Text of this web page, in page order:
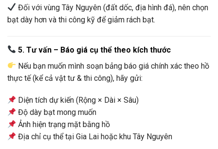
Đối với vùng Tây Nguyên (đất dốc, địa hình đá), nên chọn
bạt dày hơn và thi công kỹ để giảm rách bạt.
5. Tư vấn – Báo giá cụ thể theo kích thước
Nếu bạn muốn mình soạn bảng báo giá chính xác theo hồ
thực tế (kể cả vật tư & thi công), hãy gửi:
Diện tích dự kiến (Rộng × Dài × Sâu)
Độ dày bạt mong muốn
Ảnh hiện trạng mặt bằng hồ
Địa chỉ cụ thể tại Gia Lai hoặc khu Tây Nguyên